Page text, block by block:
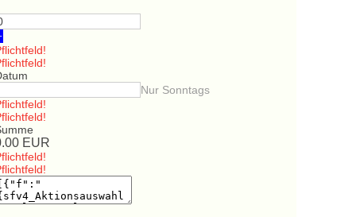
Nur Sonntags
EUR